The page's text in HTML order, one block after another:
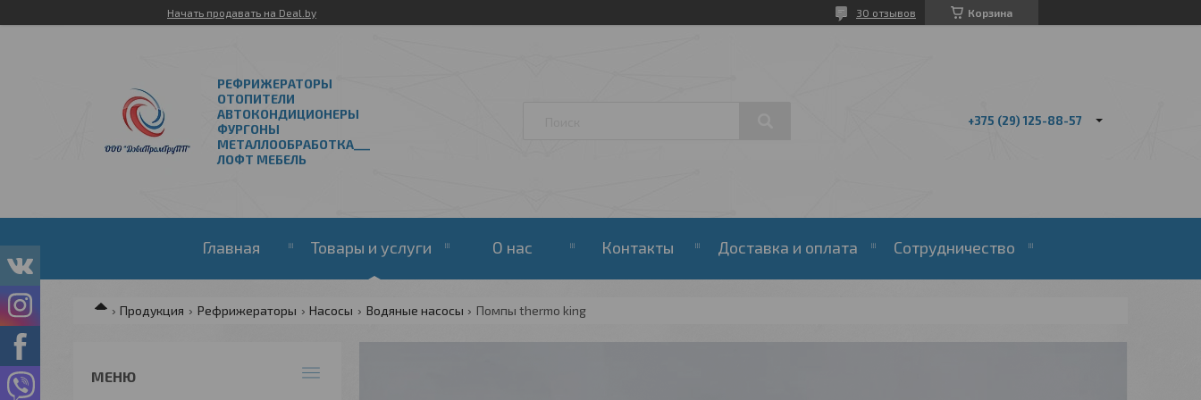
Начать продавать на Deal.by Корзина
30 отзывов
РЕФРИЖЕРАТОРЫ
ОТОПИТЕЛИ
АВТОКОНДИЦИОНЕРЫ
ФУРГОНЫ
МЕТАЛЛООБРАБОТКА___
ЛОФТ МЕБЕЛЬ
+375 (29) 125-88-57
Главная Товары и услуги О нас Контакты Доставка и оплата Сотрудничество
Продукция Рефрижераторы Насосы Водяные насосы Помпы thermo king